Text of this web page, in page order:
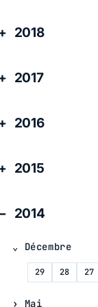
2018
2017
2016
2015
2014
Décembre
29 28 27
Mai